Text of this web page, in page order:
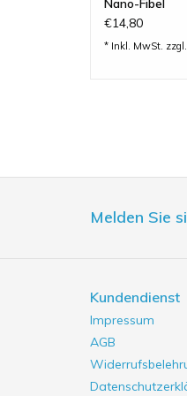
Nano-Fibel
€14,80
* Inkl. MwSt. zzgl.
Melden Sie
Kundendienst
Impressum
AGB